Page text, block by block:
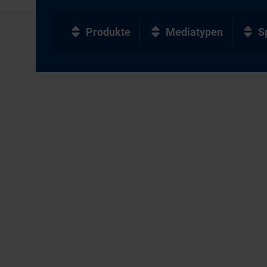
Produkte Mediatypen